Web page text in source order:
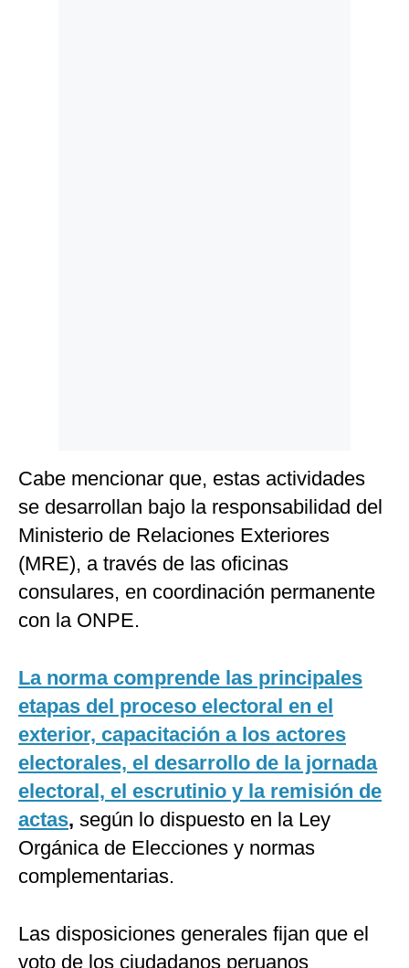
Cabe mencionar que, estas actividades
se desarrollan bajo la responsabilidad del
Ministerio de Relaciones Exteriores
(MRE), a través de las oficinas
consulares, en coordinación permanente
con la ONPE.
La norma comprende las principales
etapas del proceso electoral en el
exterior, capacitación a los actores
electorales, el desarrollo de la jornada
electoral, el escrutinio y la remisión de
actas, según lo dispuesto en la Ley
Orgánica de Elecciones y normas
complementarias.
Las disposiciones generales fijan que el
voto de los ciudadanos peruanos